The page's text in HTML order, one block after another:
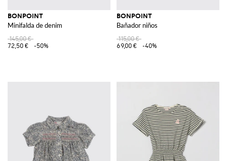
BONPOINT
Minifalda de denim
145,00 €
72,50 €
-50%
BONPOINT
Bañador niños
115,00 €
69,00 €
-40%